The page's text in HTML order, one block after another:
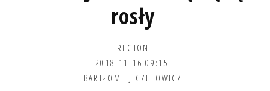
rosły
REGION
2018-11-16 09:15
BARTŁOMIEJ CZETOWICZ